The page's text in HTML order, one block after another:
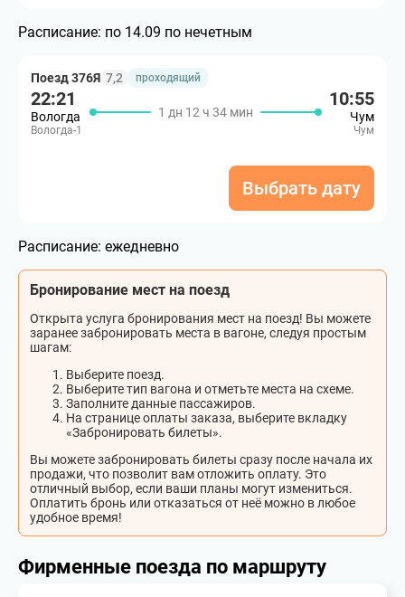
Расписание: по 14.09 по нечетным
Поезд 376Я 7,2 проходящий
22:21
Вологда
Вологда-1
1 дн 12 ч 34 мин
10:55
Чум
Чум
Выбрать дату
Расписание: ежедневно
Бронирование мест на поезд
Открыта услуга бронирования мест на поезд! Вы можете
заранее забронировать места в вагоне, следуя простым
шагам:
Выберите поезд.
Выберите тип вагона и отметьте места на схеме.
Заполните данные пассажиров.
На странице оплаты заказа, выберите вкладку
«Забронировать билеты».
Вы можете забронировать билеты сразу после начала их
продажи, что позволит вам отложить оплату. Это
отличный выбор, если ваши планы могут измениться.
Оплатить бронь или отказаться от неё можно в любое
удобное время!
Фирменные поезда по маршруту